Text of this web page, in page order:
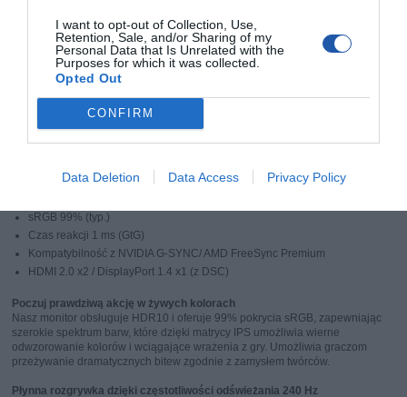
I want to opt-out of Collection, Use,
Retention, Sale, and/or Sharing of my
Personal Data that Is Unrelated with the
Purposes for which it was collected.
Opted Out
CONFIRM
Data Deletion Data Access Privacy Policy
SPECYFIKACJA
27-calowy monitor gamingowy LG UltraGear G4 240 Hz Full HD z sRGB
27-calowy wyświetlacz IPS Full HD (1920 x 1080)
sRGB 99% (typ.)
Czas reakcji 1 ms (GtG)
Kompatybilność z NVIDIA G-SYNC/ AMD FreeSync Premium
HDMI 2.0 x2 / DisplayPort 1.4 x1 (z DSC)
Poczuj prawdziwą akcję w żywych kolorach
Nasz monitor obsługuje HDR10 i oferuje 99% pokrycia sRGB, zapewniając
szerokie spektrum barw, które dzięki matrycy IPS umożliwia wierne
odwzorowanie kolorów i wciągające wrażenia z gry. Umożliwia graczom
przeżywanie dramatycznych bitew zgodnie z zamysłem twórców.
Płynna rozgrywka dzięki częstotliwości odświeżania 240 Hz